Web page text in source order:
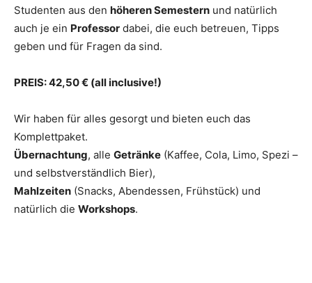
Studenten aus den höheren Semestern und natürlich
auch je ein Professor dabei, die euch betreuen, Tipps
geben und für Fragen da sind.
PREIS: 42,50 € (all inclusive!)
Wir haben für alles gesorgt und bieten euch das
Komplettpaket.
Übernachtung, alle Getränke (Kaffee, Cola, Limo, Spezi –
und selbstverständlich Bier),
Mahlzeiten (Snacks, Abendessen, Frühstück) und
natürlich die Workshops.